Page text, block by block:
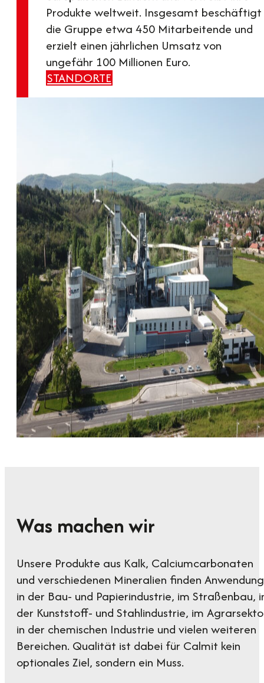
Produkte weltweit. Insgesamt beschäftigt
die Gruppe etwa 450 Mitarbeitende und
erzielt einen jährlichen Umsatz von
ungefähr 100 Millionen Euro.
STANDORTE
Was machen wir
Unsere Produkte aus Kalk, Calciumcarbonaten
und verschiedenen Mineralien finden Anwendung
in der Bau- und Papierindustrie, im Straßenbau,
der Kunststoff- und Stahlindustrie, im
in der chemischen Industrie und vielen weiteren
Bereichen. Qualität ist dabei für Calmit kein
optionales Ziel, sondern ein Muss.